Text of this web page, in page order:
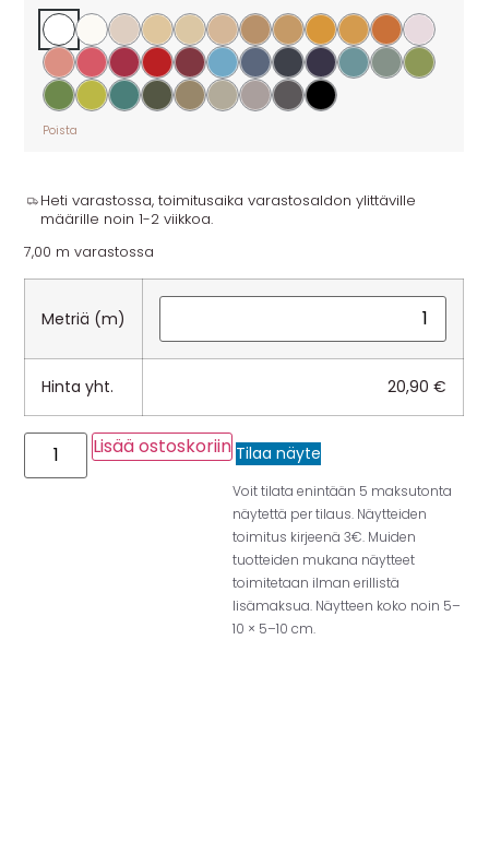
Poista
Heti varastossa, toimitusaika varastosaldon ylittäville
määrille noin 1-2 viikkoa.
7,00 m varastossa
Metriä (m)
Hinta yht. 20,90€
Lisää ostoskoriin Tilaa näyte
Voit tilata enintään 5 maksutonta
näytettä per tilaus. Näytteiden
toimitus kirjeenä 3€. Muiden
tuotteiden mukana näytteet
toimitetaan ilman erillistä
lisämaksua. Näytteen koko noin 5–
10 × 5–10 cm.